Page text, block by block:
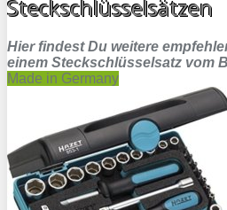
Steckschlüsselsätzen
Hier findest Du weitere
einem Steckschlüsselsatz vom
Made in Germany